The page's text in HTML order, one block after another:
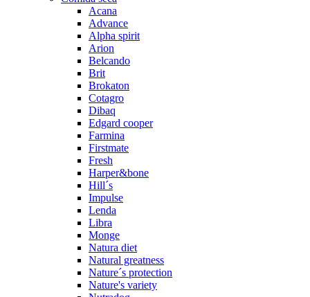
Acana
Advance
Alpha spirit
Arion
Belcando
Brit
Brokaton
Cotagro
Dibaq
Edgard cooper
Farmina
Firstmate
Fresh
Harper&bone
Hill´s
Impulse
Lenda
Libra
Monge
Natura diet
Natural greatness
Nature´s protection
Nature's variety